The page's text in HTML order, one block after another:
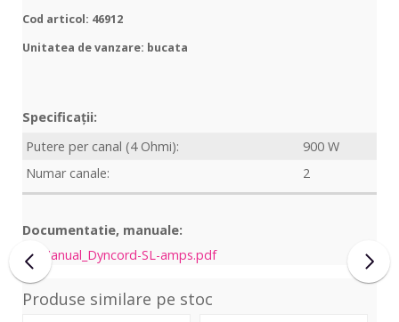
Cod articol: 46912
Unitatea de vanzare: bucata
Specificații:
Putere per canal (4 Ohmi):
900 W
Numar canale:
2
Documentatie, manuale:
Manual_Dyncord-SL-amps.pdf
Produse similare pe stoc